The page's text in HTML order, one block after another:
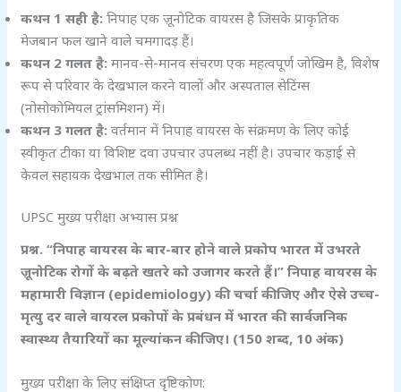
कथन 1 सही है: निपाह एक ज़ूनोटिक वायरस है जिसके प्राकृतिक
मेजबान फल खाने वाले चमगादड़ हैं।
कथन 2 गलत है: मानव-से-मानव संचरण एक महत्वपूर्ण जोखिम है, विशेष
रूप से परिवार के देखभाल करने वालों और अस्पताल सेटिंग्स
(नोसोकोमियल ट्रांसमिशन) में।
कथन 3 गलत है: वर्तमान में निपाह वायरस के संक्रमण के लिए कोई
स्वीकृत टीका या विशिष्ट दवा उपचार उपलब्ध नहीं है। उपचार कड़ाई से
केवल सहायक देखभाल तक सीमित है।
UPSC मुख्य परीक्षा अभ्यास प्रश्न
प्रश्न. “निपाह वायरस के बार-बार होने वाले प्रकोप भारत में उभरते
ज़ूनोटिक रोगों के बढ़ते खतरे को उजागर करते हैं।” निपाह वायरस के
महामारी विज्ञान (epidemiology) की चर्चा कीजिए और ऐसे उच्च-
मृत्यु दर वाले वायरल प्रकोपों के प्रबंधन में भारत की सार्वजनिक
स्वास्थ्य तैयारियों का मूल्यांकन कीजिए। (150 शब्द, 10 अंक)
मुख्य परीक्षा के लिए संक्षिप्त दृष्टिकोण: